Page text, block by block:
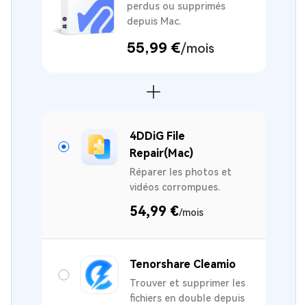
perdus ou supprimés
depuis Mac.
55,99 €/mois
4DDiG File
Repair(Mac)
Réparer les photos et
vidéos corrompues.
54,99 €/mois
Tenorshare Cleamio
Trouver et supprimer les
fichiers en double depuis